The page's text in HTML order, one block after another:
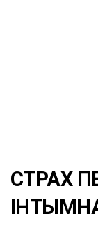
СТРАХ